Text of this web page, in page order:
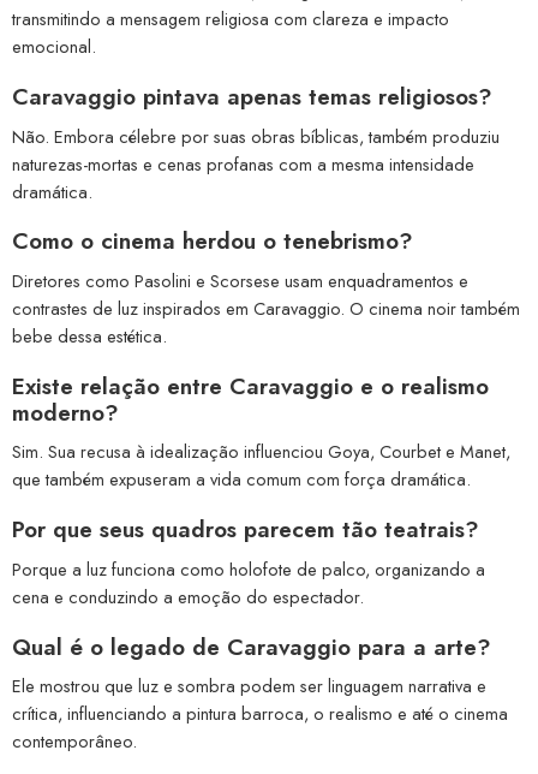
transmitindo a mensagem religiosa com clareza e impacto
emocional.
Caravaggio pintava apenas temas religiosos?
Não. Embora célebre por suas obras bíblicas, também produziu
naturezas-mortas e cenas profanas com a mesma intensidade
dramática.
Como o cinema herdou o tenebrismo?
Diretores como Pasolini e Scorsese usam enquadramentos e
contrastes de luz inspirados em Caravaggio. O cinema noir também
bebe dessa estética.
Existe relação entre Caravaggio e o realismo
moderno?
Sim. Sua recusa à idealização influenciou Goya, Courbet e Manet,
que também expuseram a vida comum com força dramática.
Por que seus quadros parecem tão teatrais?
Porque a luz funciona como holofote de palco, organizando a
cena e conduzindo a emoção do espectador.
Qual é o legado de Caravaggio para a arte?
Ele mostrou que luz e sombra podem ser linguagem narrativa e
crítica, influenciando a pintura barroca, o realismo e até o cinema
contemporâneo.